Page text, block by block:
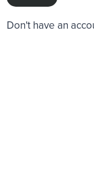
Don't have an